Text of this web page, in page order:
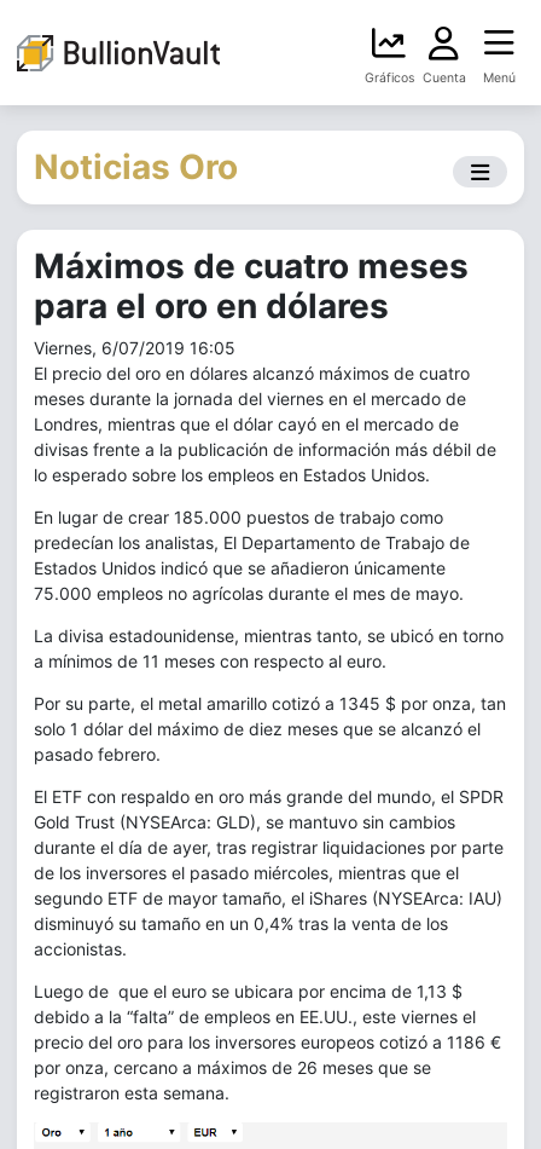
Gráficos Cuenta Menú
Noticias Oro
Máximos de cuatro meses
para el oro en dólares
Viernes, 6/07/2019 16:05
El precio del oro en dólares alcanzó máximos de cuatro
meses durante la jornada del viernes en el mercado de
Londres, mientras que el dólar cayó en el mercado de
divisas frente a la publicación de información más débil de
lo esperado sobre los empleos en Estados Unidos.
En lugar de crear 185.000 puestos de trabajo como
predecían los analistas, El Departamento de Trabajo de
Estados Unidos indicó que se añadieron únicamente
75.000 empleos no agrícolas durante el mes de mayo.
La divisa estadounidense, mientras tanto, se ubicó en torno
a mínimos de 11 meses con respecto al euro.
Por su parte, el metal amarillo cotizó a 1345 $ por onza, tan
solo 1 dólar del máximo de diez meses que se alcanzó el
pasado febrero.
El ETF con respaldo en oro más grande del mundo, el SPDR
Gold Trust (NYSEArca: GLD), se mantuvo sin cambios
durante el día de ayer, tras registrar liquidaciones por parte
de los inversores el pasado miércoles, mientras que el
segundo ETF de mayor tamaño, el iShares (NYSEArca: IAU)
disminuyó su tamaño en un 0,4% tras la venta de los
accionistas.
Luego de que el euro se ubicara por encima de 1,13 $
debido a la “falta” de empleos en EE.UU., este viernes el
precio del oro para los inversores europeos cotizó a 1186 €
por onza, cercano a máximos de 26 meses que se
registraron esta semana.